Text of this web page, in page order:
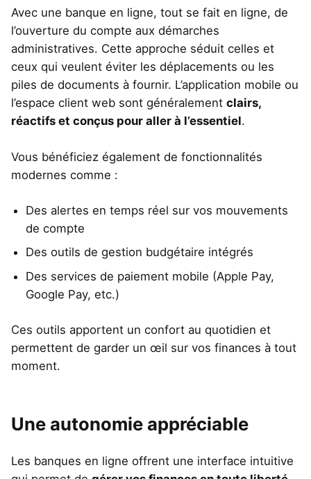
Avec une banque en ligne, tout se fait en ligne, de
l’ouverture du compte aux démarches
administratives. Cette approche séduit celles et
ceux qui veulent éviter les déplacements ou les
piles de documents à fournir. L’application mobile ou
l’espace client web sont généralement clairs,
réactifs et conçus pour aller à l’essentiel.
Vous bénéficiez également de fonctionnalités
modernes comme :
Des alertes en temps réel sur vos mouvements
de compte
Des outils de gestion budgétaire intégrés
Des services de paiement mobile (Apple Pay,
Google Pay, etc.)
Ces outils apportent un confort au quotidien et
permettent de garder un œil sur vos finances à tout
moment.
Une autonomie appréciable
Les banques en ligne offrent une interface intuitive